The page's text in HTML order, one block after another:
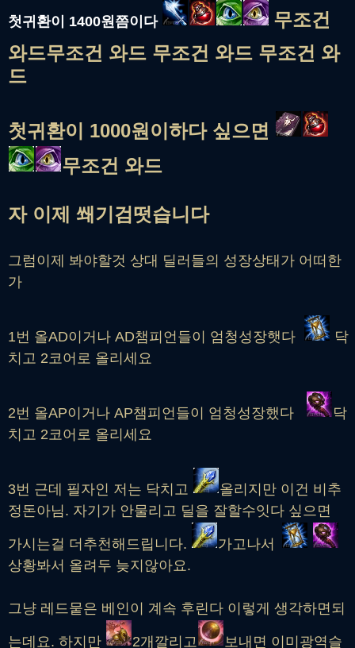
첫귀환이 1400원쯤이다
무조건
와드무조건 와드 무조건 와드 무조건 와
드
첫귀환이 1000원이하다 싶으면
무조건 와드
자 이제 쐐기검떳습니다
그럼이제 봐야할것 상대 딜러들의 성장상태가 어떠한
가
1번 올AD이거나 AD챔피언들이 엄청성장햇다
닥
치고 2코어로 올리세요
2번 올AP이거나 AP챔피언들이 엄청성장했다
닥
치고 2코어로 올리세요
3번 근데 필자인 저는 닥치고
올리지만 이건 비추
정돈아님. 자기가 안물리고 딜을 잘할수잇다 싶으면
가시는걸 더추천해드립니다.
가고나서
상황봐서 올려두 늦지않아요.
그냥 레드뭍은 베인이 계속 후린다 이렇게 생각하면되
는데요. 하지만 2개깔리고
보내면 이미광역슬